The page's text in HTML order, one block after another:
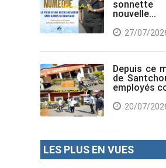
nouvelle...
27/07/
Depuis ce
de
employés
20/07/
LES PLUS EN VUES